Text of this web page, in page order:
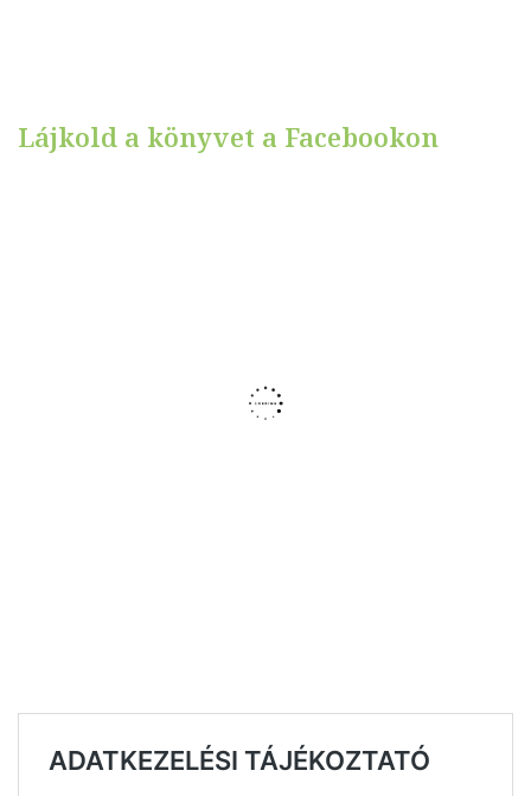
Lájkold a könyvet a Facebookon